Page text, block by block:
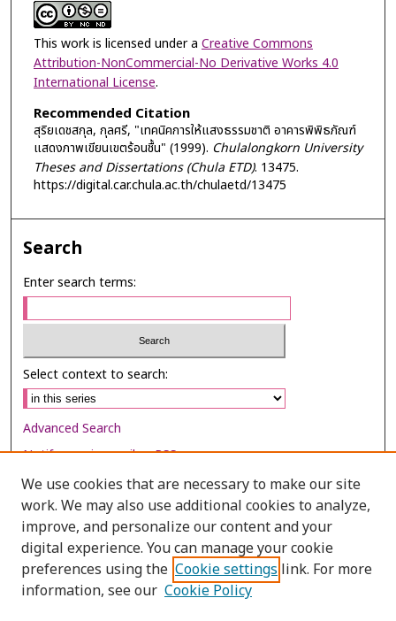
This work is licensed under a Creative Commons
Attribution-NonCommercial-No Derivative Works 4.0
International License.
Recommended Citation
สุริยเดชสกุล, กุลศรี, "เทคนิคการให้แสงธรรมชาติ อาคารพิพิธภัณฑ์
แสดงภาพเขียนเขตร้อนชื้น" (1999). Chulalongkorn University
Theses and Dissertations (Chula ETD). 13475.
https://digital.car.chula.ac.th/chulaetd/13475
Search
Enter search terms:
Select context to search:
Advanced Search
Notify me via email orRSS
Browse
Collections
Disciplines
Authors
We use cookies that are necessary to make our site
work. We may also use additional cookies to analyze,
improve, and personalize our content and your
digital experience. You can manage your cookie
preferences using the Cookie settings link. For more
information, see our Cookie Policy